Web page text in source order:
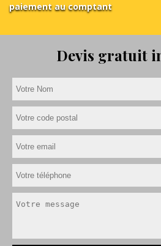
paiement au comptant
Devis gratuit